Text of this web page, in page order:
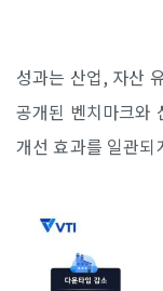
성과는 산업, 자산
공개된 벤치마크와
개선 효과를 일관되